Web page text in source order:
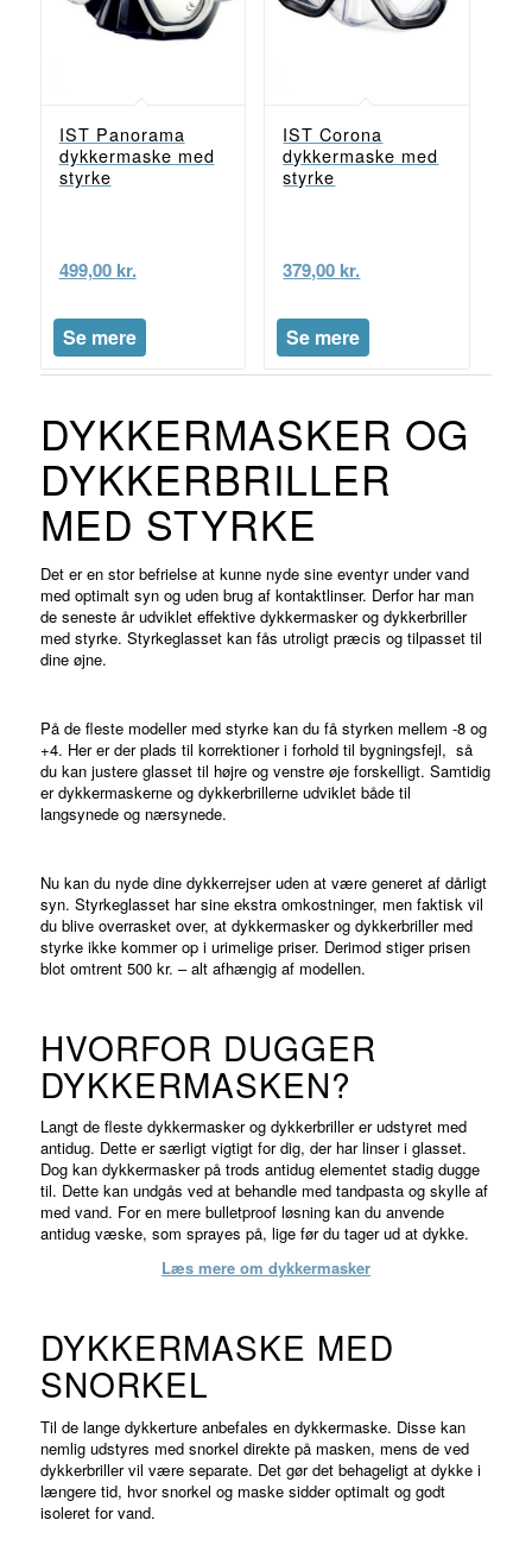
IST Panorama
dykkermaske med
styrke
499,00 kr.
Se mere
IST Corona
dykkermaske med
styrke
379,00 kr.
Se mere
DYKKERMASKER OG
DYKKERBRILLER
MED STYRKE
Det er en stor befrielse at kunne nyde sine eventyr under vand
med optimalt syn og uden brug af kontaktlinser. Derfor har man
de seneste år udviklet effektive dykkermasker og dykkerbriller
med styrke. Styrkeglasset kan fås utroligt præcis og tilpasset til
dine øjne.
På de fleste modeller med styrke kan du få styrken mellem -8 og
+4. Her er der plads til korrektioner i forhold til bygningsfejl, så
du kan justere glasset til højre og venstre øje forskelligt. Samtidig
er dykkermaskerne og dykkerbrillerne udviklet både til
langsynede og nærsynede.
Nu kan du nyde dine dykkerrejser uden at være generet af dårligt
syn. Styrkeglasset har sine ekstra omkostninger, men faktisk vil
du blive overrasket over, at dykkermasker og dykkerbriller med
styrke ikke kommer op i urimelige priser. Derimod stiger prisen
blot omtrent 500 kr. – alt afhængig af modellen.
HVORFOR DUGGER
DYKKERMASKEN?
Langt de fleste dykkermasker og dykkerbriller er udstyret med
antidug. Dette er særligt vigtigt for dig, der har linser i glasset.
Dog kan dykkermasker på trods antidug elementet stadig dugge
til. Dette kan undgås ved at behandle med tandpasta og skylle af
med vand. For en mere bulletproof løsning kan du anvende
antidug væske, som sprayes på, lige før du tager ud at dykke.
Læs mere om dykkermasker
DYKKERMASKE MED
SNORKEL
Til de lange dykkerture anbefales en dykkermaske. Disse kan
nemlig udstyres med snorkel direkte på masken, mens de ved
dykkerbriller vil være separate. Det gør det behageligt at dykke i
længere tid, hvor snorkel og maske sidder optimalt og godt
isoleret for vand.